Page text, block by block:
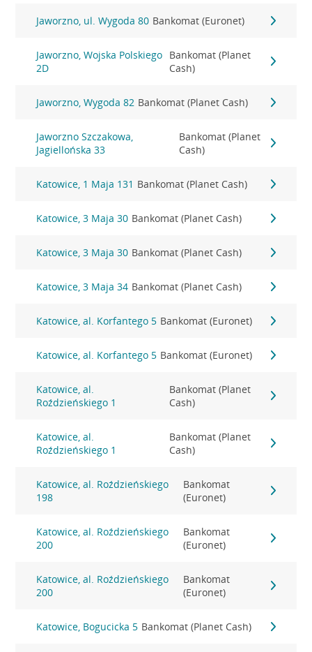
Jaworzno, ul. Wygoda 80 Bankomat (Euronet)
Jaworzno, Wojska Polskiego
2D
Bankomat (Planet
Cash)
Jaworzno, Wygoda 82 Bankomat (Planet Cash)
Jaworzno Szczakowa,
Jagiellońska 33
Bankomat (Planet
Cash)
Katowice, 1 Maja 131 Bankomat (Planet Cash)
Katowice, 3 Maja 30 Bankomat (Planet Cash)
Katowice, 3 Maja 30 Bankomat (Planet Cash)
Katowice, 3 Maja 34 Bankomat (Planet Cash)
Katowice, al. Korfantego 5 Bankomat (Euronet)
Katowice, al. Korfantego 5 Bankomat (Euronet)
Katowice, al.
Roździeńskiego 1
Bankomat (Planet
Cash)
Katowice, al.
Roździeńskiego 1
Bankomat (Planet
Cash)
Katowice, al. Roździeńskiego
198
Bankomat
(Euronet)
Katowice, al. Roździeńskiego
200
Bankomat
(Euronet)
Katowice, al. Roździeńskiego
200
Bankomat
(Euronet)
Katowice, Bogucicka 5 Bankomat (Planet Cash)